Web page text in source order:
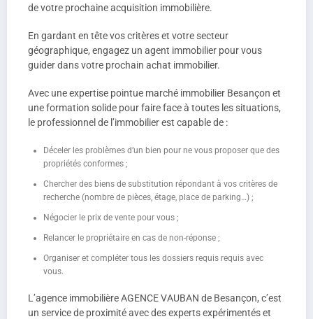
de votre prochaine acquisition immobilière.
En gardant en tête vos critères et votre secteur
géographique, engagez un agent immobilier pour vous
guider dans votre prochain achat immobilier.
Avec une expertise pointue marché immobilier Besançon et
une formation solide pour faire face à toutes les situations,
le professionnel de l’immobilier est capable de :
Déceler les problèmes d’un bien pour ne vous proposer que des
propriétés conformes ;
Chercher des biens de substitution répondant à vos critères de
recherche (nombre de pièces, étage, place de parking…) ;
Négocier le prix de vente pour vous ;
Relancer le propriétaire en cas de non-réponse ;
Organiser et compléter tous les dossiers requis requis avec
vous.
L’agence immobilière AGENCE VAUBAN de Besançon, c’est
un service de proximité avec des experts expérimentés et